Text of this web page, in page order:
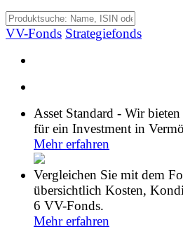
VV-Fonds Strategiefonds
Asset Standard - Wir
für ein Investment in
Mehr erfahren
Vergleichen Sie mit dem
übersichtlich Kosten,
6 VV-Fonds.
Mehr erfahren